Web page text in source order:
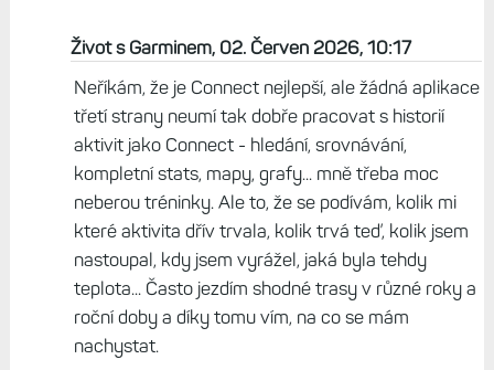
Život s Garminem, 02. Červen 2026, 10:17
Neříkám, že je Connect nejlepší, ale žádná aplikace
třetí strany neumí tak dobře pracovat s historií
aktivit jako Connect - hledání, srovnávání,
kompletní stats, mapy, grafy... mně třeba moc
neberou tréninky. Ale to, že se podívám, kolik mi
které aktivita dřív trvala, kolik trvá teď, kolik jsem
nastoupal, kdy jsem vyrážel, jaká byla tehdy
teplota... Často jezdím shodné trasy v různé roky a
roční doby a díky tomu vím, na co se mám
nachystat.